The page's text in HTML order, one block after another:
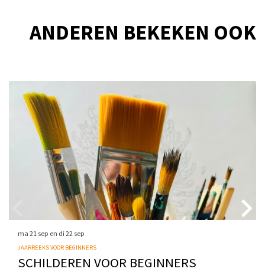
ANDEREN BEKEKEN OOK
SCHILDEREN VOOR BEGINNERS
JAARREEKS VOOR BEGINNERS
ma 21 sep en di 22 sep